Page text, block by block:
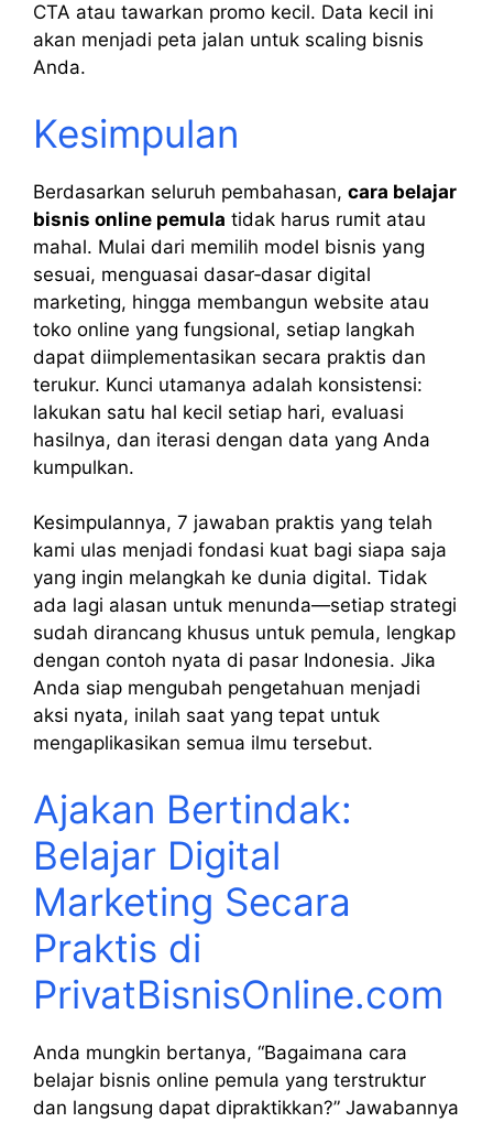
CTA atau tawarkan promo kecil. Data kecil ini
akan menjadi peta jalan untuk scaling bisnis
Anda.
Kesimpulan
Berdasarkan seluruh pembahasan, cara belajar
bisnis online pemula tidak harus rumit atau
mahal. Mulai dari memilih model bisnis yang
sesuai, menguasai dasar‑dasar digital
marketing, hingga membangun website atau
toko online yang fungsional, setiap langkah
dapat diimplementasikan secara praktis dan
terukur. Kunci utamanya adalah konsistensi:
lakukan satu hal kecil setiap hari, evaluasi
hasilnya, dan iterasi dengan data yang Anda
kumpulkan.
Kesimpulannya, 7 jawaban praktis yang telah
kami ulas menjadi fondasi kuat bagi siapa saja
yang ingin melangkah ke dunia digital. Tidak
ada lagi alasan untuk menunda—setiap strategi
sudah dirancang khusus untuk pemula, lengkap
dengan contoh nyata di pasar Indonesia. Jika
Anda siap mengubah pengetahuan menjadi
aksi nyata, inilah saat yang tepat untuk
mengaplikasikan semua ilmu tersebut.
Ajakan Bertindak:
Belajar Digital
Marketing Secara
Praktis di
PrivatBisnisOnline.com
Anda mungkin bertanya, “Bagaimana cara
belajar bisnis online pemula yang terstruktur
dan langsung dapat dipraktikkan?” Jawabannya